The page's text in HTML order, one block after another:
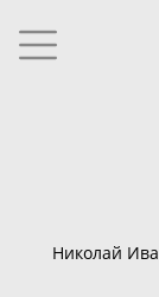
Николай